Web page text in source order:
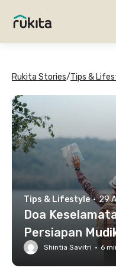
Rukita Stories/Tips &
Tips & Lifestyle · 29
Doa
Persiapan
Shintia Savitri · 6